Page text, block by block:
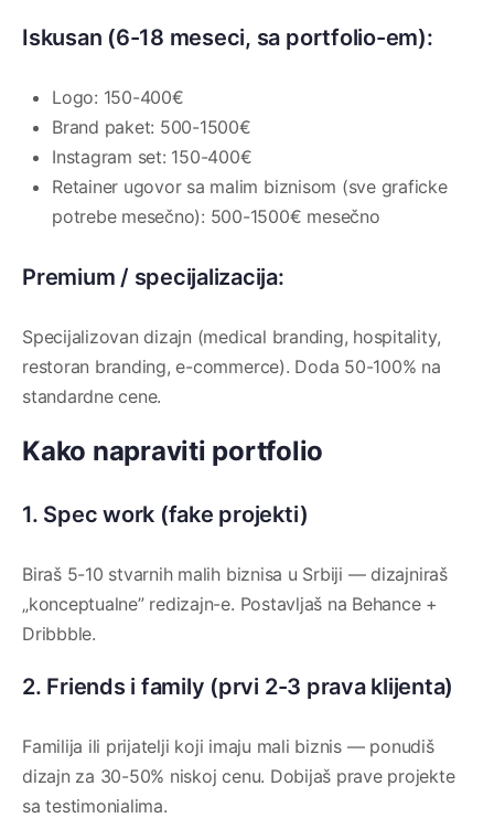
Iskusan (6-18 meseci, sa portfolio-em):
Logo: 150-400€
Brand paket: 500-1500€
Instagram set: 150-400€
Retainer ugovor sa malim biznisom (sve graficke
potrebe mesečno): 500-1500€ mesečno
Premium / specijalizacija:
Specijalizovan dizajn (medical branding, hospitality,
restoran branding, e-commerce). Doda 50-100% na
standardne cene.
Kako napraviti portfolio
1. Spec work (fake projekti)
Biraš 5-10 stvarnih malih biznisa u Srbiji — dizajniraš
„konceptualne” redizajn-e. Postavljaš na Behance +
Dribbble.
2. Friends i family (prvi 2-3 prava klijenta)
Familija ili prijatelji koji imaju mali biznis — ponudiš
dizajn za 30-50% niskoj cenu. Dobijaš prave projekte
sa testimonialima.